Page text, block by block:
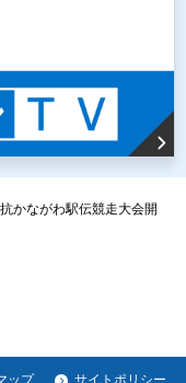
かながわ駅伝競走大会開
ップ サイトポリシー